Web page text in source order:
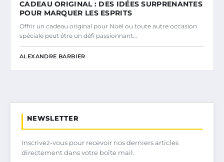
CADEAU ORIGINAL : DES IDÉES SURPRENANTES
POUR MARQUER LES ESPRITS
Offrir un cadeau original pour Noël ou toute autre occasion
spéciale peut être un défi passionnant…
ALEXANDRE BARBIER
NEWSLETTER
Inscrivez-vous pour recevoir nos derniers articles
directement dans votre boîte mail.